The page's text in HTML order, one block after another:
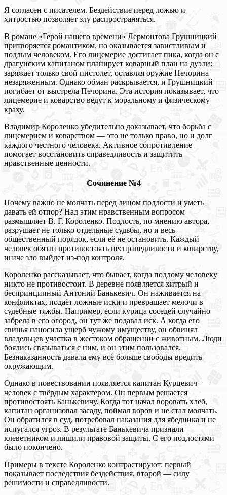
Я согласен с писателем. Бездействие перед ложью и
хитростью позволяет злу распространяться.
В романе «Герой нашего времени» Лермонтова Грушницкий
притворяется романтиком, но оказывается завистливым и
подлым человеком. Его лицемерие достигает пика, когда он с
драгунским капитаном планирует коварный план на дуэли:
заряжает только свой пистолет, оставляя оружие Печорина
незаряженным. Однако обман раскрывается, и Грушницкий
погибает от выстрела Печорина. Эта история показывает, что
лицемерие и коварство ведут к моральному и физическому
краху.
Владимир Короленко убедительно доказывает, что борьба с
лицемерием и коварством — это не только право, но и долг
каждого честного человека. Активное сопротивление
помогает восстановить справедливость и защитить
нравственные ценности.
Сочинение №4
Почему важно не молчать перед лицом подлости и уметь
давать ей отпор? Над этим нравственным вопросом
размышляет В. Г. Короленко. Подлость, по мнению автора,
разрушает не только отдельные судьбы, но и весь
общественный порядок, если её не остановить. Каждый
человек обязан противостоять несправедливости и коварству,
иначе зло выйдет из-под контроля.
Короленко рассказывает, что бывает, когда подлому человеку
никто не противостоит. В деревне появляется хитрый и
беспринципный Антоний Банькевич. Он наживается на
конфликтах, подаёт ложные иски и превращает мелочи в
судебные тяжбы. Например, если курица соседей случайно
забрела в его огород, он тут же подавал иск. А когда его
свинья наносила ущерб чужому имуществу, он обвинял
владельцев участка в жестоком обращении с животным. Люди
боялись связываться с ним, и он этим пользовался.
Безнаказанность давала ему всё больше свободы вредить
окружающим.
Однако в повествовании появляется капитан Курцевич —
человек с твёрдым характером. Он первым решается
противостоять Банькевичу. Когда тот начал воровать хлеб,
капитан организовал засаду, поймал воров и не стал молчать.
Он обратился в суд, потребовал наказания для ябедника и не
испугался угроз. В результате Банькевича признали
клеветником и лишили правовой защиты. С его подлостями
было покончено.
Примеры в тексте Короленко контрастируют: первый
показывает последствия бездействия, второй — силу
решимости и справедливости.